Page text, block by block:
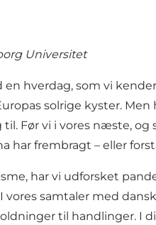
Universitet
hverdag, som vi
solrige kyster.
Før vi i vores næste, og
har frembragt – eller
har vi udforsket
vores samtaler med
til handlinger. I